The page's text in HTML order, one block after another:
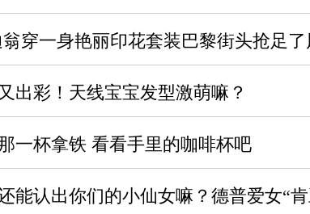
翁穿一身艳丽印花套装巴黎街头抢足
出彩！天线宝宝发型激萌嘛？
一杯拿铁 看看手里的咖啡杯吧
能认出你们的小仙女嘛？德普爱女“